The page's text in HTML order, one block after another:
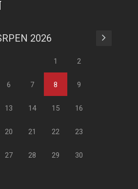
2026
1 2
6 7 8 9
13 14 15 16
20 21 22 23
27 28 29 30